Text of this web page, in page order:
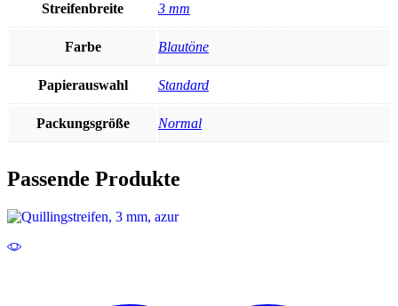
Streifenbreite 3 mm
Farbe Blautöne
Papierauswahl Standard
Packungsgröße Normal
Passende Produkte